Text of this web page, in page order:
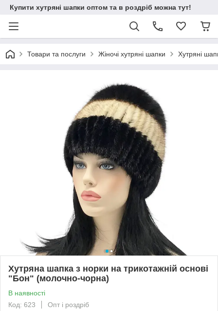
Купити хутряні шапки оптом та в роздріб можна тут!
Товари та послуги Жіночі хутряні шапки Хутряні
Хутряна шапка з норки на трикотажній основі
"Бон" (молочно-чорна)
В наявності
Код: 623
Опт і роздріб